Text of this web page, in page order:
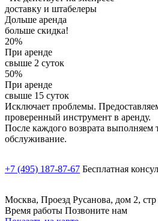
доставку и штабелеры
Дольше аренда
больше скидка!
20%
При аренде
свыше 2 суток
50%
При аренде
свыше 15 суток
Исключает проблемы.
проверенный инструмент в аренду.
После каждого возврата выполняем
обслуживание.
+7 (495) 187-87-67 Бесплатная
Москва, Проезд Русанова, дом 2, стр
Время работы Позвоните нам